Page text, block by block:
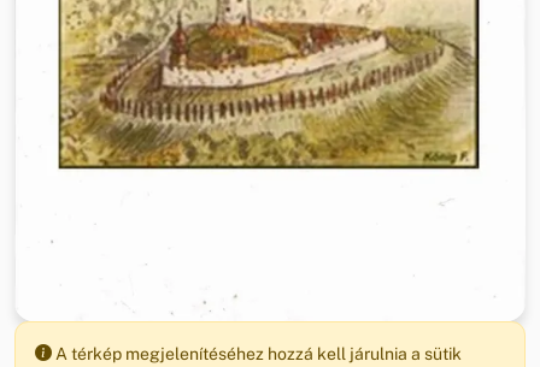
A térkép megjelenítéséhez hozzá kell járulnia a sütik